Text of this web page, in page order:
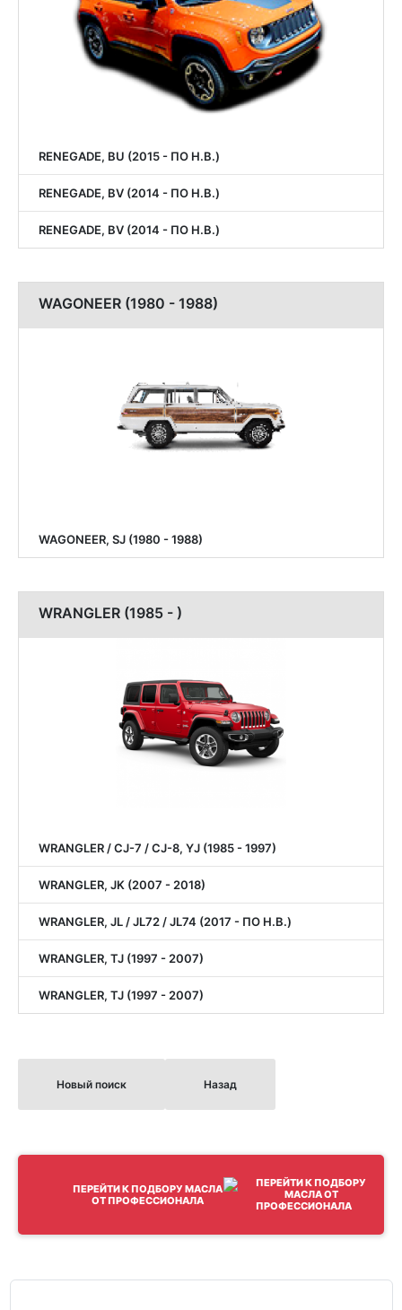
RENEGADE, BU (2015 - ПО Н.В.)
RENEGADE, BV (2014 - ПО Н.В.)
RENEGADE, BV (2014 - ПО Н.В.)
WAGONEER (1980 - 1988)
WAGONEER, SJ (1980 - 1988)
WRANGLER (1985 - )
WRANGLER / CJ-7 / CJ-8, YJ (1985 - 1997)
WRANGLER, JK (2007 - 2018)
WRANGLER, JL / JL72 / JL74 (2017 - ПО Н.В.)
WRANGLER, TJ (1997 - 2007)
WRANGLER, TJ (1997 - 2007)
Новый поиск Назад
ПЕРЕЙТИ К ПОДБОРУ МАСЛА
ОТ ПРОФЕССИОНАЛА